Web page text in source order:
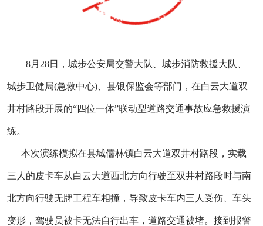
8月28日，城步公安局交警大队、城步消防救援大队、
城步卫健局(急救中心)、县银保监会等部门，在白云大道双
井村路段开展的“四位一体”联动型道路交通事故应急救援演
练。
本次演练模拟在县城儒林镇白云大道双井村路段，实载
三人的皮卡车从白云大道西北方向行驶至双井村路段时与南
北方向行驶无牌工程车相撞，导致皮卡车内三人受伤、车头
变形，驾驶员被卡无法自行出车，道路交通被堵。接到报警